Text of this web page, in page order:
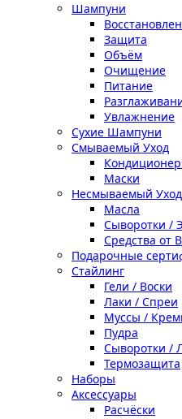
Шампуни
Защита
Объём
Очищение
Питание
Увлажнение
Сухие Шампуни
Смываемый Уход
Маски
Несмываемый Уход
Масла
Сыворотки /
Средства от
Подарочные
Стайлинг
Гели / Воски
Лаки / Спреи
Муссы /
Пудра
Сыворотки /
Термозащита
Наборы
Аксессуары
Расчёски